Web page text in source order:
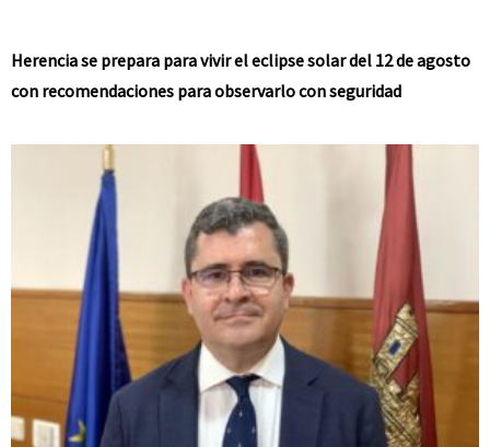
Herencia se prepara para vivir el eclipse solar del 12 de agosto
con recomendaciones para observarlo con seguridad